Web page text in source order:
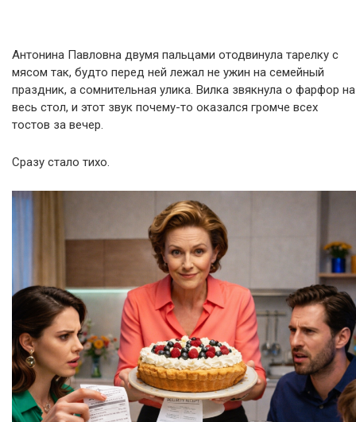
Антонина Павловна двумя пальцами отодвинула тарелку с
мясом так, будто перед ней лежал не ужин на семейный
праздник, а сомнительная улика. Вилка звякнула о фарфор на
весь стол, и этот звук почему-то оказался громче всех
тостов за вечер.
Сразу стало тихо.